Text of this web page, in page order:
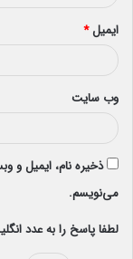
ایمیل*
وب‌ سایت
ذخیره نام، ایمیل و
می‌نویسم.
لطفا پاسخ را به عدد